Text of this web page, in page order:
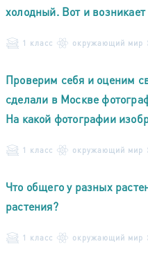
холодный. Вот и возникает
1 класс окружающий мир
Проверим себя и оценим
сделали в Москве
На какой фотографии
1 класс окружающий мир
Что общего у разных
растения?
1 класс окружающий мир